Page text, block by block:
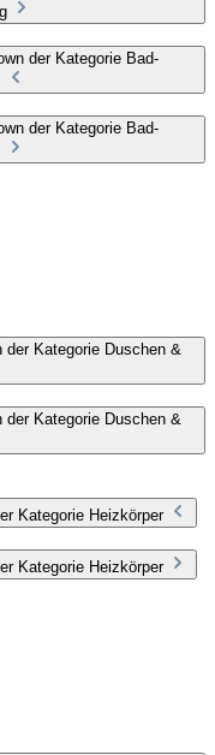
der Kategorie Bad-
der Kategorie Bad-
Kategorie Duschen &
Kategorie Duschen &
Kategorie Heizkörper
Kategorie Heizkörper